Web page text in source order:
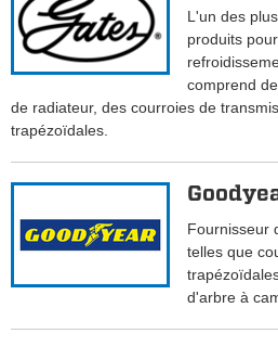
L'un des
produits
comprend
de radiateur, des courroies de
trapézoïdales.
Fournisseur
telles que
d'arbre à